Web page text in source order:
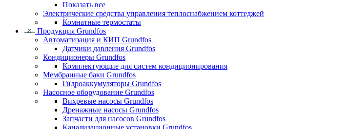
Показать все
Электрические средства управления теплоснабжением коттеджей
Комнатные термостаты
Продукция Grundfos
Автоматизация и КИП Grundfos
Датчики давления Grundfos
Кондиционеры Grundfos
Комплектующие для систем кондиционирования
Мембранные баки Grundfos
Гидроаккумуляторы Grundfos
Насосное оборудование Grundfos
Вихревые насосы Grundfos
Дренажные насосы Grundfos
Запчасти для насосов Grundfos
Канализационные установки Grundfos